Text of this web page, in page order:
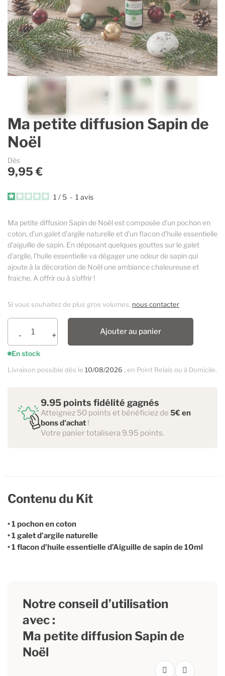
Lavande Aspic
Gaulthérie
Immortelle
Parfums d’ambiance
Savons et cosmétique
Ingrédients cosmétiques
Accessoires
Contenants vides & accessoires
Accessoires pour dosages et mélanges
Sélection Estivale
Guides & Conseils
Espace Pro
La marque
Ma petite diffusion Sapin de
Noël
Dès
9,95 €
1 / 5 - 1 avis
Ma petite diffusion Sapin de Noël est composée d’un pochon en
coton, d’un galet d’argile naturelle et d’un flacon d’huile essentielle
d’aiguille de sapin. En déposant quelques gouttes sur le galet
d’argile, l’huile essentielle va dégager une odeur de sapin qui
ajoute à la décoration de Noël une ambiance chaleureuse et
fraiche. A offrir ou à s’offrir !
Si vous souhaitez de plus gros volumes, nous contacter
Ajouter au panier
En stock
Livraison possible dès le 10/08/2026 , en Point Relais ou à Domicile.
9.95 points fidélité gagnés
Atteignez 50 points et bénéficiez de 5€ en
bons d'achat !
Votre panier totalisera 9.95 points.
Contenu du Kit
• 1 pochon en coton
• 1 galet d’argile naturelle
• 1 flacon d’huile essentielle d’Aiguille de sapin de 10ml
Notre conseil d’utilisation
avec :
Ma petite diffusion Sapin de
Noël